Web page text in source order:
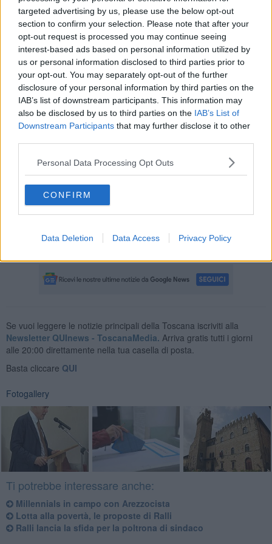
targeted advertising by us, please use the below opt-out
section to confirm your selection. Please note that after your
opt-out request is processed you may continue seeing
interest-based ads based on personal information utilized by
us or personal information disclosed to third parties prior to
your opt-out. You may separately opt-out of the further
disclosure of your personal information by third parties on the
IAB’s list of downstream participants. This information may
also be disclosed by us to third parties on the IAB’s List of
Downstream Participants that may further disclose it to other
Personal Data Processing Opt Outs
CONFIRM
Data Deletion Data Access Privacy Policy
Cavallo dove il sindaco Alessandro Ghinelli sta mettendo a punto
la strategia per l'avvio della campagna elettorale alla guida dello
schieramento di centrodestra.
Sarà “un'occasione per presentare idee e progetti per la nostra
comunità e per la nostra città!” annuncia Ralli che punta sul un
piano di rilancio che “ nasce dai bisogni delle famiglie e delle
imprese, che propone soluzioni concrete per la salute, il lavoro,
dello spirito di servizio”.
Insomma, l'obiettivo dichiarato dal medico-candidato sindaco è “far
ripartire la città”. Per lui quello di domani (alle 18,30) non sarà solo
il “debutto” in campagna elettorale ma anche il primo test faccia a
faccia con gli aretini.
Lucia Bigozzi
Se vuoi leggere le notizie principali della Toscana iscriviti alla
Newsletter QUInews - ToscanaMedia. Arriva gratis tutti i giorni
alle 20:00 direttamente nella tua casella di posta.
Basta cliccare QUI
Fotogallery
Ti potrebbe interessare anche:
Millennials in campo con Arezzocista
Lotta alla povertà, le proposte di Ralli
Ralli lancia la sfida per la poltrona di sindaco